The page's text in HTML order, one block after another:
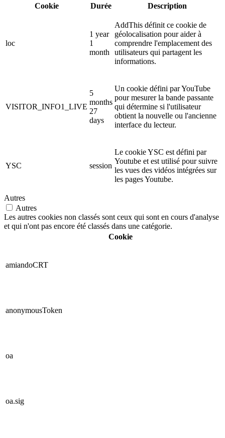
Cookie
Durée Description
loc
1 year
1
month
AddThis définit ce cookie de
géolocalisation pour aider à
comprendre l'emplacement des
utilisateurs qui partagent les
informations.
VISITOR_INFO1_LIVE
5
months
27
days
Un cookie défini par YouTube
pour mesurer la bande passante
qui détermine si l'utilisateur
obtient la nouvelle ou l'ancienne
interface du lecteur.
YSC session
Le cookie YSC est défini par
Youtube et est utilisé pour suivre
les vues des vidéos intégrées sur
les pages Youtube.
Autres
Autres
Les autres cookies non classés sont ceux qui sont en cours d'analyse
et qui n'ont pas encore été classés dans une catégorie.
Cookie
amiandoCRT
anonymousToken
oa
oa.sig